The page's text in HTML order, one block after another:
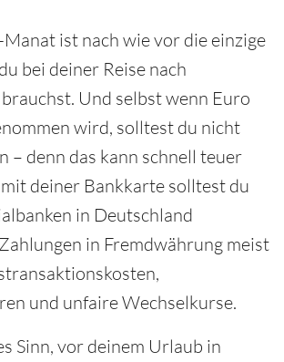
ist nach wie vor die einzige
bei deiner Reise nach
Und selbst wenn Euro
wird, solltest du nicht
– denn das kann schnell teuer
deiner Bankkarte solltest du
in Deutschland
in Fremdwährung meist
und unfaire Wechselkurse.
Sinn, vor deinem Urlaub in